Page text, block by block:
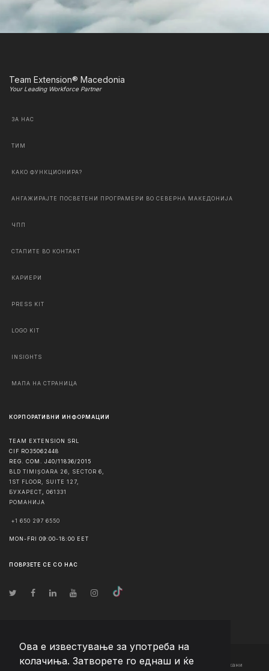
Ова е известување за употреба на
колачиња. Затворете го еднаш и ќе
Team Extension® Macedonia
Your Leading Workforce Partner
ЗА НАС
ТИМ
КАКО ФУНКЦИОНИРА?
АНГАЖИРАЈТЕ ПОСВЕТЕНИ ПРОГРАМЕРИ ВО СЕВЕРНА МАКЕДОНИЈА
ЧПП
СТАПИТЕ ВО КОНТАКТ
КАРИЕРИ
PRESS KIT
LOGO KIT
INSIGHTS
МАПА НА СТРАНИЦА
КОРПОРАТИВНИ ИНФОРМАЦИИ
TEAM EXTENSION SRL
CIF RO35062448
REG. COM. J40/11836/2015
BLD TIMIȘOARA 26, SECTOR 6,
1ST FLOOR, SUITE 127,
БУХАРЕСТ
061331
РОМАНИЈА
+1 650 297 6550
MON-FRI 09:00-18:00 EET
ПОВРЗЕТЕ СЕ СО НАС
© Авторско право2026 Team Extension Macedonia - Сите права задржани